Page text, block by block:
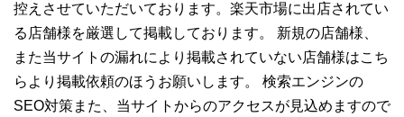
控えさせていただいております。楽天市場に出店されてい
る店舗様を厳選して掲載しております。 新規の店舗様、
また当サイトの漏れにより掲載されていない店舗様はこち
らより掲載依頼のほうお願いします。 検索エンジンの
SEO対策また、当サイトからのアクセスが見込めますので